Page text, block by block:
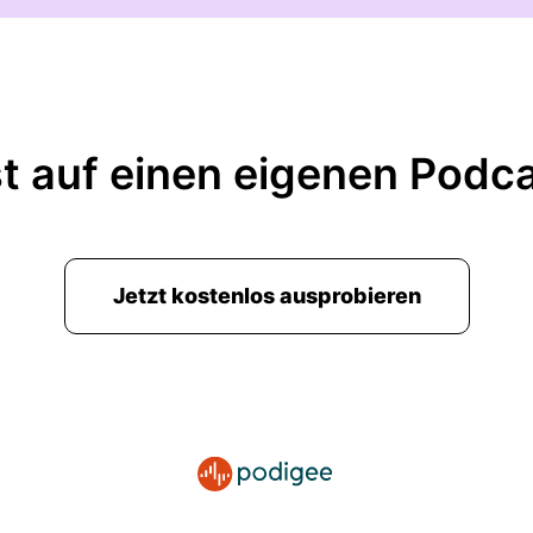
auf einen eigenen
Jetzt kostenlos ausprobieren